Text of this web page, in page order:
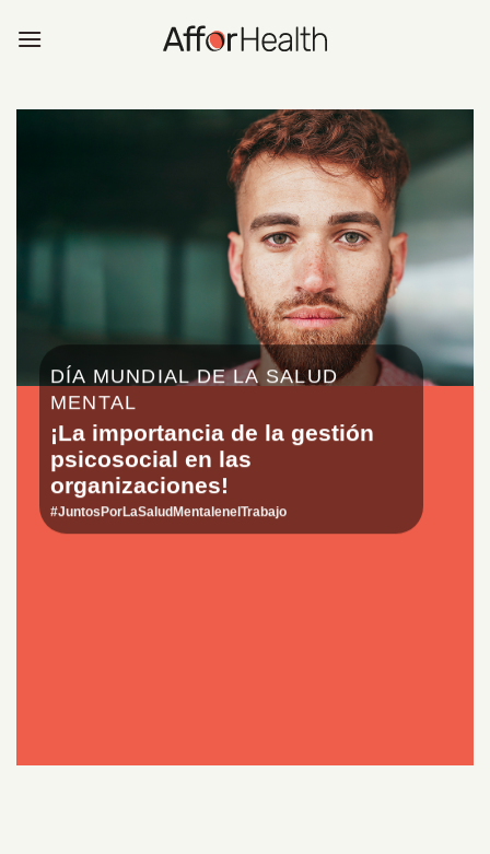
DÍA MUNDIAL DE LA SALUD
MENTAL
¡La importancia de la gestión
psicosocial en las
organizaciones!
#JuntosPorLaSaludMentalenelTrabajo